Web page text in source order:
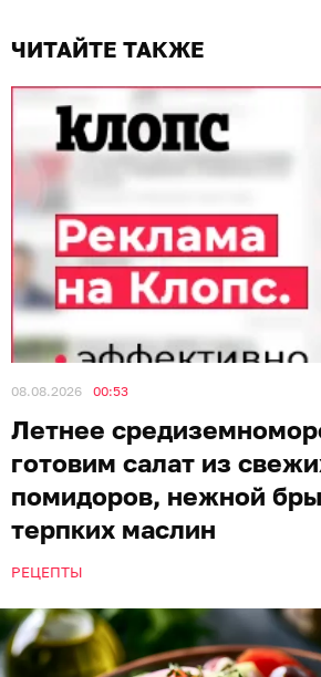
ЧИТАЙТЕ ТАКЖЕ
08.08.2026 00:53
Летнее
готовим салат из
помидоров, нежной
терпких маслин
РЕЦЕПТЫ